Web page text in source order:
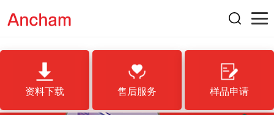
资料下载 售后服务 样品申请